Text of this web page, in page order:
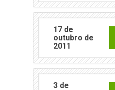
17 de
outubro de
2011
3 de